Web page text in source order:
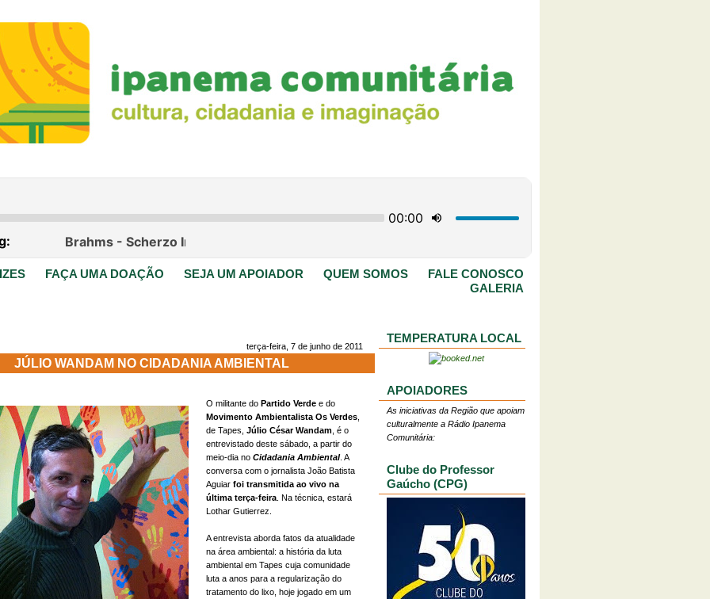
FAÇA UMA DOAÇÃO SEJA UM APOIADOR QUEM SOMOS
FALE CONOSCO
GALERIA
terça-feira, 7 de junho de 2011
JÚLIO WANDAM NO CIDADANIA AMBIENTAL
O militante do Partido Verdee do
Movimento Ambientalista Os Verdes,
de Tapes, Júlio César Wandam, é o
entrevistado deste sábado, a partir do
meio-dia no Cidadania Ambiental. A
conversa com o jornalista João Batista
Aguiar foi transmitida ao vivo na
última terça-feira. Na técnica, estará
Lothar Gutierrez.
A entrevista aborda fatos da atualidade
na área ambiental: a história da luta
ambiental em Tapes cuja comunidade
luta a anos para a regularização do
tratamento do lixo, hoje jogado em um
TEMPERATURA LOCAL
APOIADORES
As iniciativas da Região que apoiam
culturalmente a Rádio Ipanema
Comunitária:
Clube do Professor
Gaúcho (CPG)